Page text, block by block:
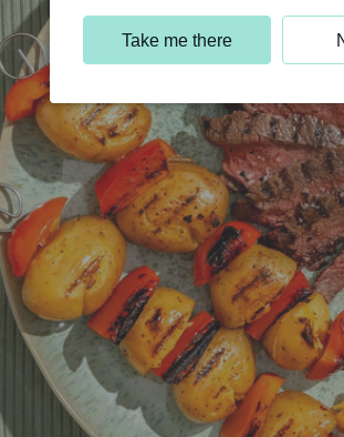
Take me there